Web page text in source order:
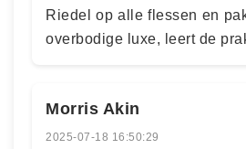
Riedel op alle flessen en
overbodige luxe, leert de
Morris Akin
2025-07-18 16:50:29